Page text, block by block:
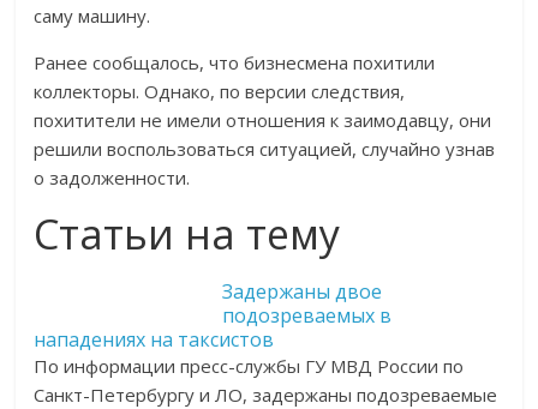
саму машину.
Ранее сообщалось, что бизнесмена похитили
коллекторы. Однако, по версии следствия,
похитители не имели отношения к заимодавцу, они
решили воспользоваться ситуацией, случайно узнав
о задолженности.
Статьи на тему
Задержаны двое
подозреваемых в
нападениях на таксистов
По информации пресс-службы ГУ МВД России по
Санкт-Петербургу и ЛО, задержаны подозреваемые